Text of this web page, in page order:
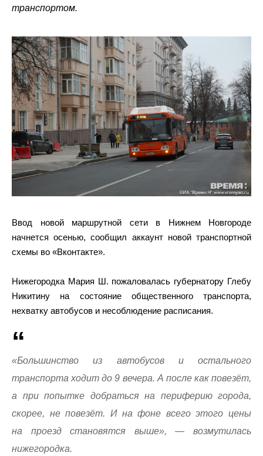
транспортом.
Ввод новой маршрутной сети в Нижнем Новгороде
начнется осенью, сообщил аккаунт новой транспортной
схемы во «Вконтакте».
Нижегородка Мария Ш. пожаловалась губернатору Глебу
Никитину на состояние общественного транспорта,
нехватку автобусов и несоблюдение расписания.
«Большинство из автобусов и остального
транспорта ходит до 9 вечера. А после как повезёт,
а при попытке добраться на периферию города,
скорее, не повезёт. И на фоне всего этого цены
на проезд становятся выше», — возмутилась
нижегородка.